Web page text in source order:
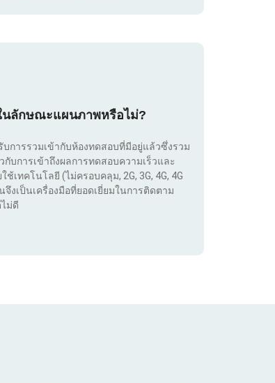
นลักษณะแผนภาพหรือไม่?
การรวมเข้ากับห้องทดสอบที่มีอยู่แล้วซึ่งรวม
บการเข้าถึงผลการทดสอบความเร็วและ
ทคโนโลยี (ไม่ครอบคลุม, 2G, 3G, 4G, 4G
งเป็นเครื่องมือที่ยอดเยี่ยมในการติดตาม
ม่ดี